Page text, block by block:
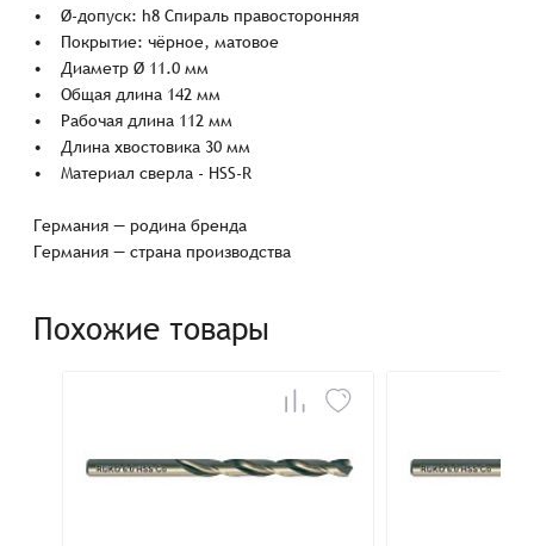
• Ø-допуск: h8 Спираль правосторонняя
• Покрытие: чёрное, матовое
• Диаметр Ø 11.0 мм
• Общая длина 142 мм
• Рабочая длина 112 мм
• Длина хвостовика 30 мм
• Материал сверла - HSS-R
Германия — родина бренда
Германия — страна производства
Похожие товары